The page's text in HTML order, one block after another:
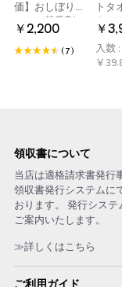
価】おしぼり用
アロマ芳香剤
LARME(ラルム)
シトラール 旧デ
￥2,200
(7)
トタ
ネッ
50本
100本
ル 首
￥
入数
￥
領収書について
当店は適格請求書発行
領収書発行システムに
おります。 発行シス
ご案内いたします。
≫詳しくはこちら
ご利用ガイド